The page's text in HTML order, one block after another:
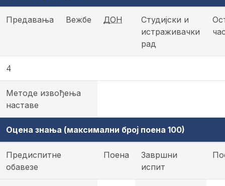
Предавања Вежбе ДОН
Студијски и
истраживачки
рад
4
Методе извођења
наставе
Оцена знања (максимални број поена 100)
Предиспитне
обавезе
Поена
Завршни
испит